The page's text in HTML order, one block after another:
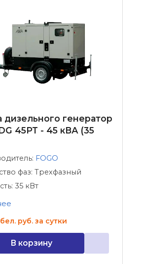
генератор
45PT - 45 кВА (35
FOGO
фаз: Трехфазный
35 кВт
бел. руб. за сутки
В корзину